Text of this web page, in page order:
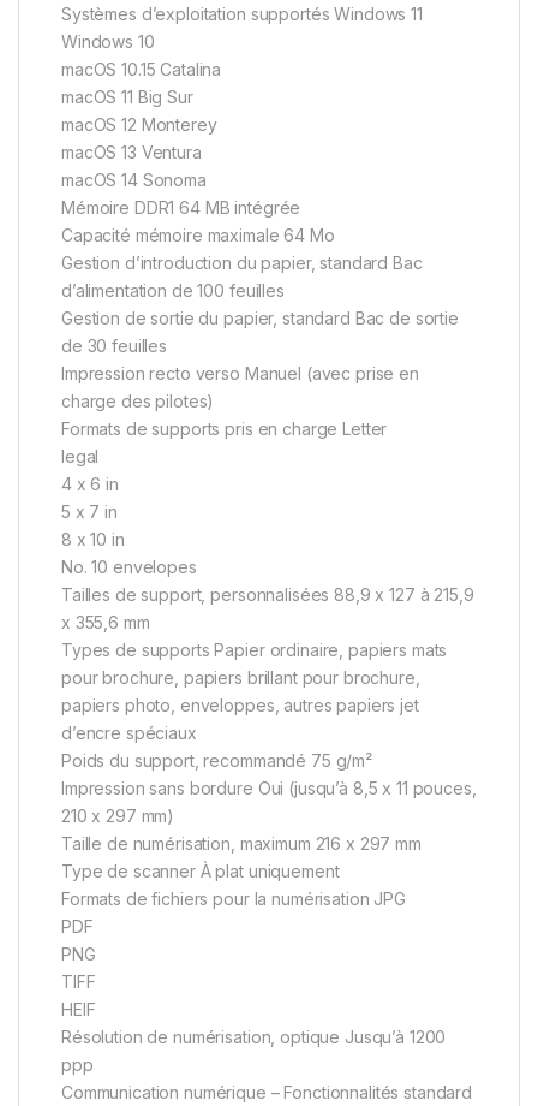
Systèmes d’exploitation supportés Windows 11
Windows 10
macOS 10.15 Catalina
macOS 11 Big Sur
macOS 12 Monterey
macOS 13 Ventura
macOS 14 Sonoma
Mémoire DDR1 64 MB intégrée
Capacité mémoire maximale 64 Mo
Gestion d’introduction du papier, standard Bac
d’alimentation de 100 feuilles
Gestion de sortie du papier, standard Bac de sortie
de 30 feuilles
Impression recto verso Manuel (avec prise en
charge des pilotes)
Formats de supports pris en charge Letter
legal
4 x 6 in
5 x 7 in
8 x 10 in
No. 10 envelopes
Tailles de support, personnalisées 88,9 x 127 à 215,9
x 355,6 mm
Types de supports Papier ordinaire, papiers mats
pour brochure, papiers brillant pour brochure,
papiers photo, enveloppes, autres papiers jet
d’encre spéciaux
Poids du support, recommandé 75 g/m²
Impression sans bordure Oui (jusqu’à 8,5 x 11 pouces,
210 x 297 mm)
Taille de numérisation, maximum 216 x 297 mm
Type de scanner À plat uniquement
Formats de fichiers pour la numérisation JPG
PDF
PNG
TIFF
HEIF
Résolution de numérisation, optique Jusqu’à 1200
ppp
Communication numérique – Fonctionnalités standard